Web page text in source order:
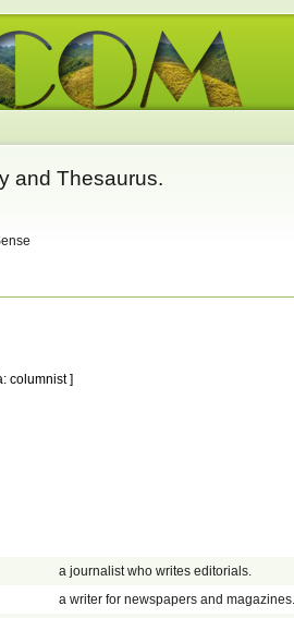
and Thesaurus.
columnist ]
a journalist who writes editorials.
a writer for newspapers and magazines.